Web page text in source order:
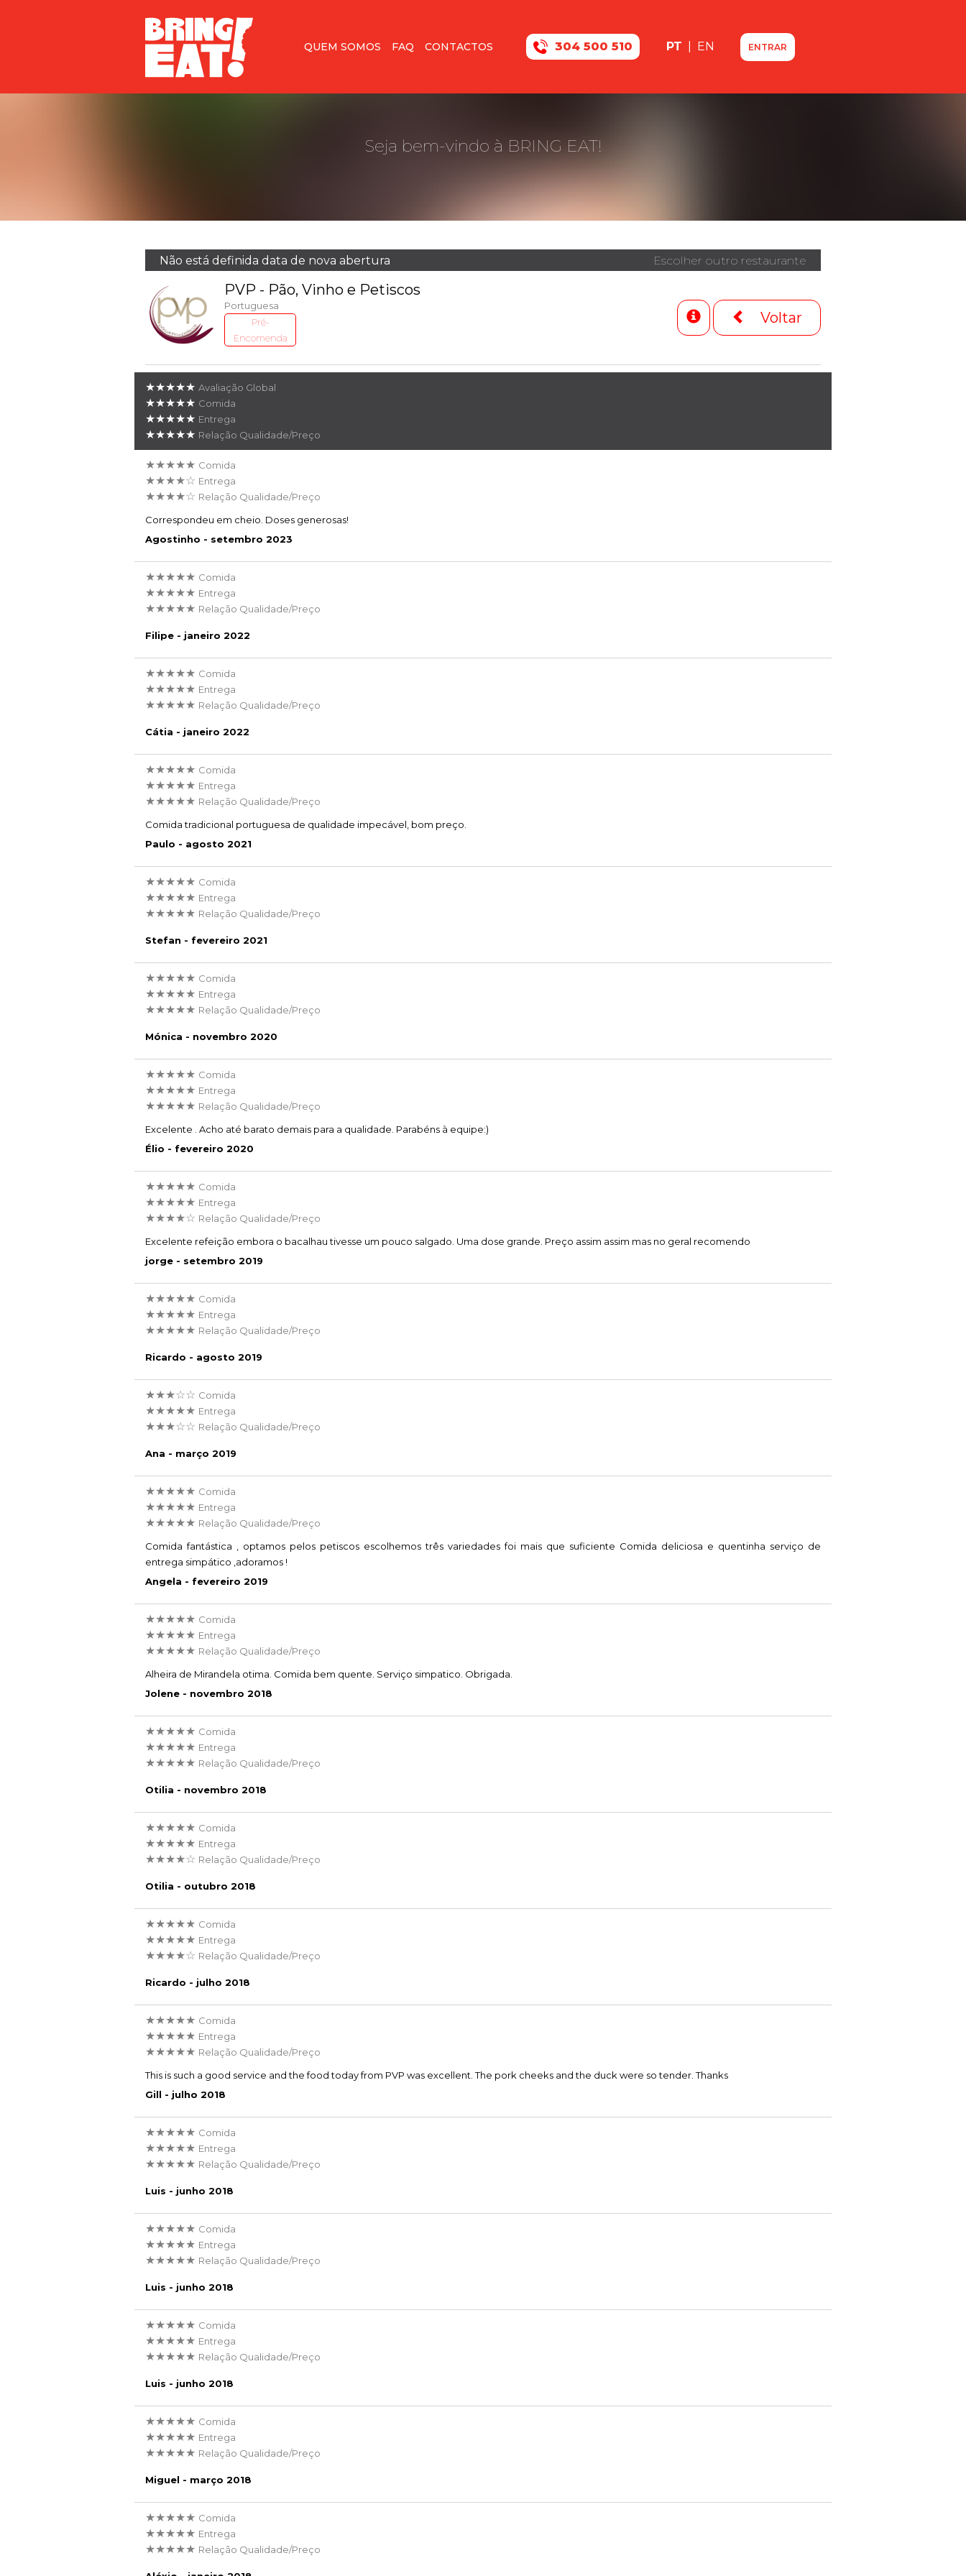
QUEM SOMOS FAQ CONTACTOS 304 500 510 PT EN ENTRAR
Seja bem-vindo à BRING EAT!
Não está definida data de nova abertura Escolher outro restaurante
PVP - Pão, Vinho e Petiscos
Portuguesa
Pré-
Encomenda
Voltar
★★★★★ Avaliação Global
★★★★★ Comida
★★★★★ Entrega
★★★★★ Relação Qualidade/Preço
★★★★★ Comida
★★★★☆ Entrega
★★★★☆ Relação Qualidade/Preço
Correspondeu em cheio. Doses generosas!
Agostinho - setembro 2023
★★★★★ Comida
★★★★★ Entrega
★★★★★ Relação Qualidade/Preço
Filipe - janeiro 2022
★★★★★ Comida
★★★★★ Entrega
★★★★★ Relação Qualidade/Preço
Cátia - janeiro 2022
★★★★★ Comida
★★★★★ Entrega
★★★★★ Relação Qualidade/Preço
Comida tradicional portuguesa de qualidade impecável, bom preço.
Paulo - agosto 2021
★★★★★ Comida
★★★★★ Entrega
★★★★★ Relação Qualidade/Preço
Stefan - fevereiro 2021
★★★★★ Comida
★★★★★ Entrega
★★★★★ Relação Qualidade/Preço
Mónica - novembro 2020
★★★★★ Comida
★★★★★ Entrega
★★★★★ Relação Qualidade/Preço
Excelente . Acho até barato demais para a qualidade. Parabéns à equipe:)
Élio - fevereiro 2020
★★★★★ Comida
★★★★★ Entrega
★★★★☆ Relação Qualidade/Preço
Excelente refeição embora o bacalhau tivesse um pouco salgado. Uma dose grande. Preço assim assim mas no geral recomendo
jorge - setembro 2019
★★★★★ Comida
★★★★★ Entrega
★★★★★ Relação Qualidade/Preço
Ricardo - agosto 2019
★★★☆☆ Comida
★★★★★ Entrega
★★★☆☆ Relação Qualidade/Preço
Ana - março 2019
★★★★★ Comida
★★★★★ Entrega
★★★★★ Relação Qualidade/Preço
Comida fantástica , optamos pelos petiscos escolhemos três variedades foi mais que suficiente Comida deliciosa e quentinha serviço de
entrega simpático ,adoramos !
Angela - fevereiro 2019
★★★★★ Comida
★★★★★ Entrega
★★★★★ Relação Qualidade/Preço
Alheira de Mirandela otima. Comida bem quente. Serviço simpatico. Obrigada.
Jolene - novembro 2018
★★★★★ Comida
★★★★★ Entrega
★★★★★ Relação Qualidade/Preço
Otilia - novembro 2018
★★★★★ Comida
★★★★★ Entrega
★★★★☆ Relação Qualidade/Preço
Otilia - outubro 2018
★★★★★ Comida
★★★★★ Entrega
★★★★☆ Relação Qualidade/Preço
Ricardo - julho 2018
★★★★★ Comida
★★★★★ Entrega
★★★★★ Relação Qualidade/Preço
This is such a good service and the food today from PVP was excellent. The pork cheeks and the duck were so tender. Thanks
Gill - julho 2018
★★★★★ Comida
★★★★★ Entrega
★★★★★ Relação Qualidade/Preço
Luis - junho 2018
★★★★★ Comida
★★★★★ Entrega
★★★★★ Relação Qualidade/Preço
Luis - junho 2018
★★★★★ Comida
★★★★★ Entrega
★★★★★ Relação Qualidade/Preço
Luis - junho 2018
★★★★★ Comida
★★★★★ Entrega
★★★★★ Relação Qualidade/Preço
Miguel - março 2018
★★★★★ Comida
★★★★★ Entrega
★★★★★ Relação Qualidade/Preço